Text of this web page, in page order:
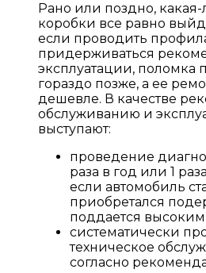
Рано или поздно, какая-
коробки все равно
если проводить
придерживаться
эксплуатации, поломка
гораздо позже, а ее
дешевле. В качестве
обслуживанию и
выступают:
проведение
раза в год или 1
если автомобиль
приобретался
поддается высоким
систематически
техническое
согласно